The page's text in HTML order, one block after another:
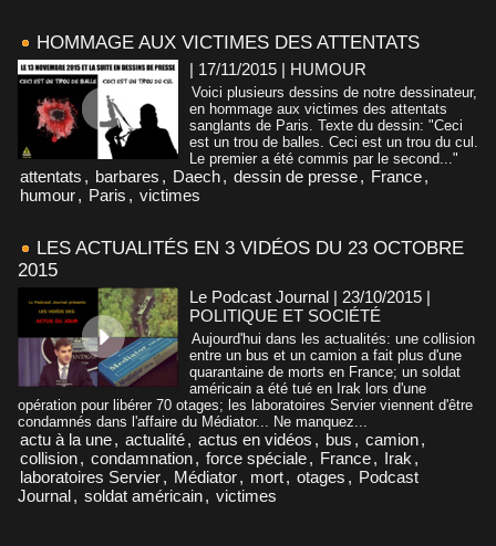
HOMMAGE AUX VICTIMES DES ATTENTATS
| 17/11/2015 | HUMOUR
Voici plusieurs dessins de notre dessinateur,
en hommage aux victimes des attentats
sanglants de Paris. Texte du dessin: "Ceci
est un trou de balles. Ceci est un trou du cul.
Le premier a été commis par le second..."
attentats , barbares , Daech, dessin de presse, France,
humour, Paris , victimes
LES ACTUALITÉS EN 3 VIDÉOS DU 23 OCTOBRE
2015
Le Podcast Journal | 23/10/2015 |
POLITIQUE ET SOCIÉTÉ
Aujourd'hui dans les actualités: une collision
entre un bus et un camion a fait plus d'une
quarantaine de morts en France; un soldat
américain a été tué en Irak lors d'une
opération pour libérer 70 otages; les laboratoires Servier viennent d'être
condamnés dans l'affaire du Médiator... Ne manquez...
actu à la une, actualité, actus en vidéos , bus , camion,
collision, condamnation, force spéciale, France, Irak ,
laboratoires Servier, Médiator, mort, otages , Podcast
Journal, soldat américain, victimes